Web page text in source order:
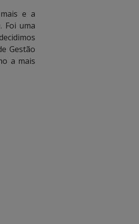
e a
Foi uma
Gestão
a mais